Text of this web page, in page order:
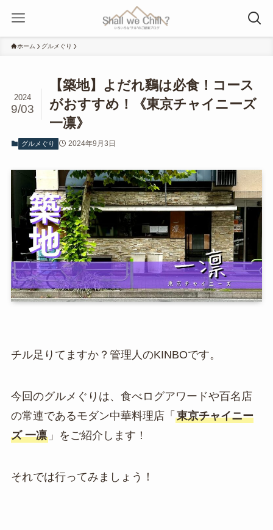
ホーム グルメぐり
【築地】よだれ鷄は必食！コース
がおすすめ！《東京チャイニーズ
一凛》
2024
9/03
グルメぐり 2024年9月3日
チル足りてますか？管理人のKINBOです。
今回のグルメぐりは、食べログアワードや百名店
の常連であるモダン中華料理店「 東京チャイニー
ズ 一凛」をご紹介します！
それでは行ってみましょう！